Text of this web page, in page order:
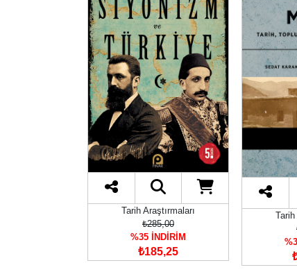
Tarih Araştırmaları
₺285,00
%35 İNDİRİM
₺185,25
Tarih